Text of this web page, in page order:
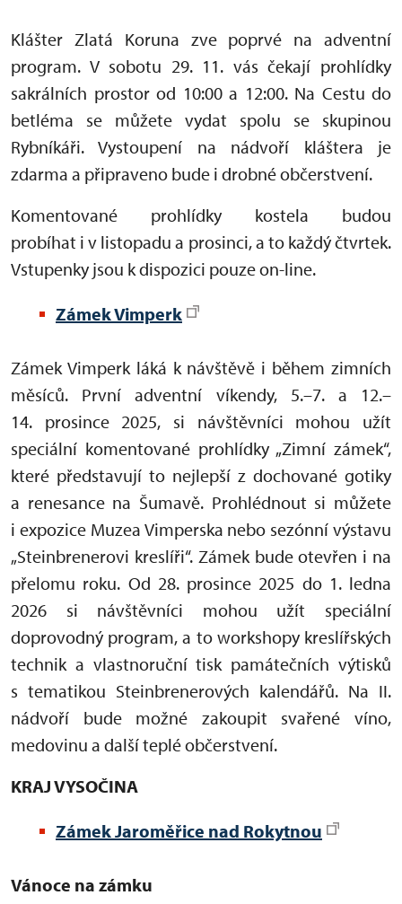
Klášter Zlatá Koruna zve poprvé na adventní
program. V sobotu 29. 11. vás čekají prohlídky
sakrálních prostor od 10:00 a 12:00. Na Cestu do
betléma se můžete vydat spolu se skupinou
Rybníkáři. Vystoupení na nádvoří kláštera je
zdarma a připraveno bude i drobné občerstvení.
Komentované prohlídky kostela budou
probíhat i v listopadu a prosinci, a to každý čtvrtek.
Vstupenky jsou k dispozici pouze on-line.
Zámek Vimperk
Zámek Vimperk láká k návštěvě i během zimních
měsíců. První adventní víkendy, 5.–7. a 12.–
14. prosince 2025, si návštěvníci mohou užít
speciální komentované prohlídky „Zimní zámek“,
které představují to nejlepší z dochované gotiky
a renesance na Šumavě. Prohlédnout si můžete
i expozice Muzea Vimperska nebo sezónní výstavu
„Steinbrenerovi kreslíři“. Zámek bude otevřen i na
přelomu roku. Od 28. prosince 2025 do 1. ledna
2026 si návštěvníci mohou užít speciální
doprovodný program, a to workshopy kreslířských
technik a vlastnoruční tisk památečních výtisků
s tematikou Steinbrenerových kalendářů. Na II.
nádvoří bude možné zakoupit svařené víno,
medovinu a další teplé občerstvení.
KRAJ VYSOČINA
Zámek Jaroměřice nad Rokytnou
Vánoce na zámku